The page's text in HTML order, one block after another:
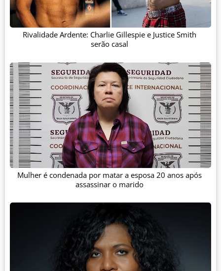
Rivalidade Ardente: Charlie Gillespie e Justice Smith
serão casal
Mulher é condenada por matar a esposa 20 anos após
assassinar o marido